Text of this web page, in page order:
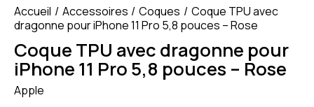
Accueil Accessoires Coques
Coque TPU avec
dragonne pour iPhone 11 Pro 5,8 pouces – Rose
Coque TPU avec dragonne pour
iPhone 11 Pro 5,8 pouces – Rose
Apple